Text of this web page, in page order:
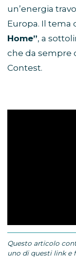
un’energia
Europa. Il tema
Home”, a
che da sempre
Contest.
Questo articolo
uno di questi link e